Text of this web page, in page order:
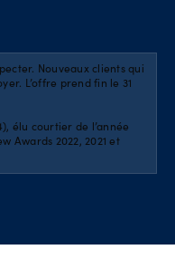
Nouveaux clients qui
L’offre prend fin le 31
élu courtier de l’année
Awards 2022, 2021 et